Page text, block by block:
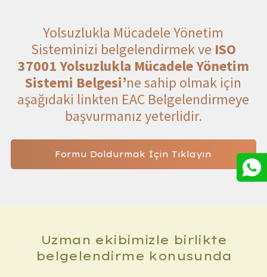
Yolsuzlukla Mücadele Yönetim
Sisteminizi belgelendirmek ve ISO
37001 Yolsuzlukla Mücadele Yönetim
Sistemi Belgesi’ne sahip olmak için
aşağıdaki linkten EAC Belgelendirmeye
başvurmanız yeterlidir.
Formu Doldurmak İçin Tıklayın
Uzman ekibimizle birlikte
belgelendirme konusunda